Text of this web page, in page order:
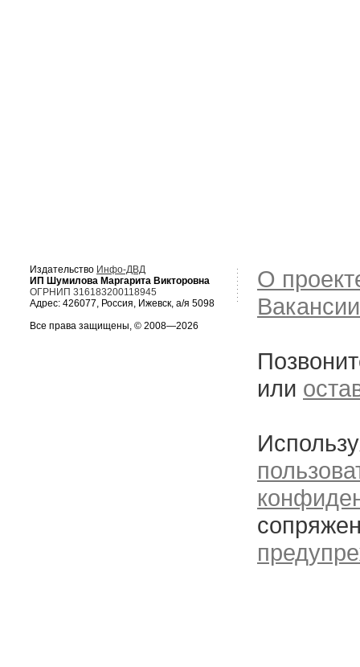
Издательство Инфо-ДВД
ИП Шумилова Маргарита Викторовна
ОГРНИП 316183200118945
Адрес: 426077, Россия, Ижевск, а/я 5098
Все права защищены, © 2008—2026
О
Вакансии
или